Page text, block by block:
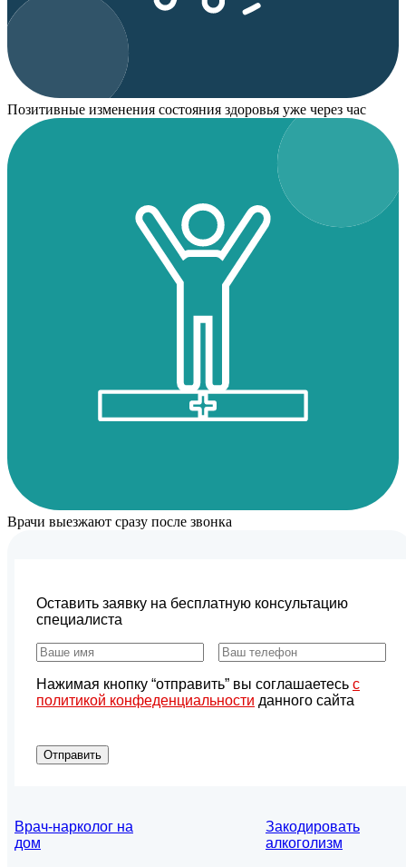
Позитивные изменения состояния здоровья уже через час
Врачи выезжают сразу после звонка
Оставить заявку на бесплатную консультацию
специалиста
Нажимая кнопку “отправить” вы соглашаетесь с
политикой конфеденциальности данного сайта
Отправить
Врач-нарколог на
дом
Закодировать
алкоголизм